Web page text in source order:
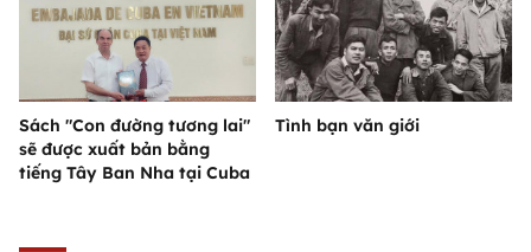
Sách "Con đường tương lai"
sẽ được xuất bản bằng
tiếng Tây Ban Nha tại Cuba
Tình bạn văn giới